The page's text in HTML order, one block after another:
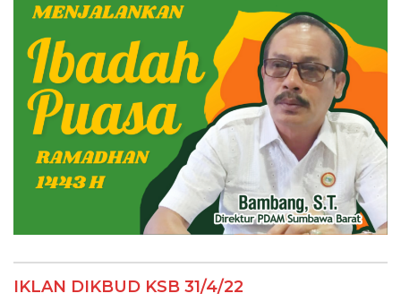
IKLAN DIKBUD KSB 31/4/22